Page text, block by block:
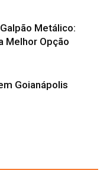
Metálico:
Melhor Opção
Goianápolis